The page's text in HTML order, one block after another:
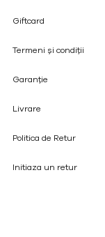
Giftcard
Termeni și condiții
Garanție
Livrare
Politica de Retur
Initiaza un retur